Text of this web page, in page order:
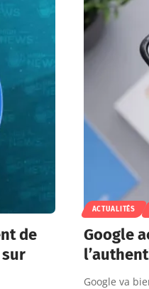
de
ACTUALITÉS
Google
Google va